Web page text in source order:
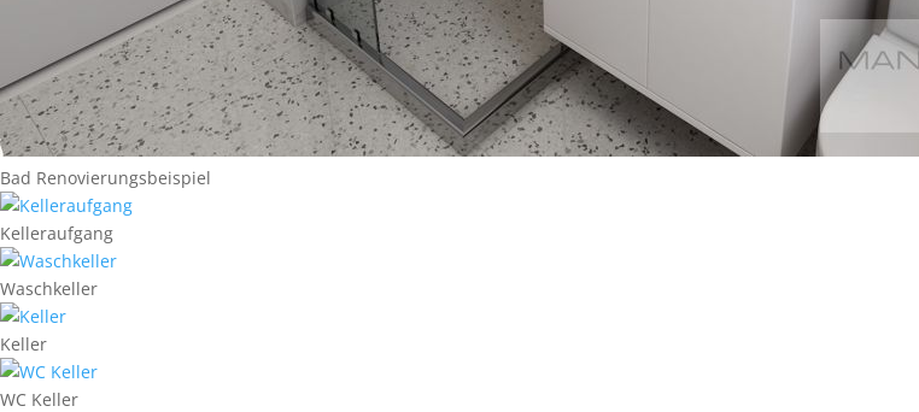
Bad Renovierungsbeispiel
Kelleraufgang
Waschkeller
Keller
WC Keller